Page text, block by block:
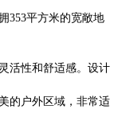
353平方米的宽敞地
活性和舒适感。设计
的户外区域，非常适